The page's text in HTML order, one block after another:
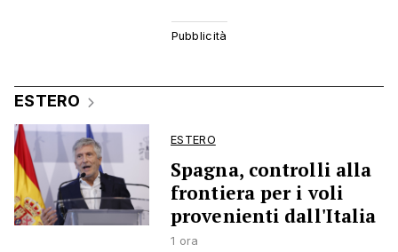
ESTERO
ESTERO
Spagna, controlli alla
frontiera per i voli
provenienti dall'Italia
1 ora